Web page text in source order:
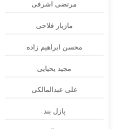
مرتضی اشرفی
مازیار فلاحی
محسن ابراهیم زاده
مجید یحیایی
علی عبدالمالکی
پازل بند